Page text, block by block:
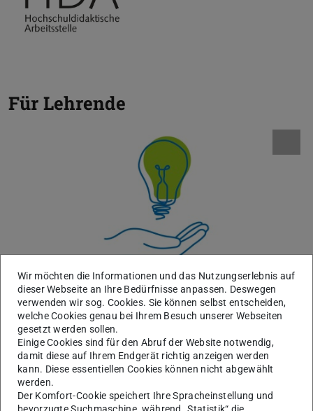
Für Lehrende
Didaktik und Szenarien zu digitaler Lehre
Didaktik und Szenarien zu Künstlicher Intelligenz in
der Lehre
Werkzeuge für die digitale Lehre
Lernplattform Moodle
Aufzeichnungsservice
Wir möchten die Informationen und das Nutzungserlebnis auf
dieser Webseite an Ihre Bedürfnisse anpassen. Deswegen
verwenden wir sog. Cookies. Sie können selbst entscheiden,
welche Cookies genau bei Ihrem Besuch unserer Webseiten
gesetzt werden sollen.
Einige Cookies sind für den Abruf der Website notwendig,
damit diese auf Ihrem Endgerät richtig anzeigen werden
kann. Diese essentiellen Cookies können nicht abgewählt
werden.
Der Komfort-Cookie speichert Ihre Spracheinstellung und